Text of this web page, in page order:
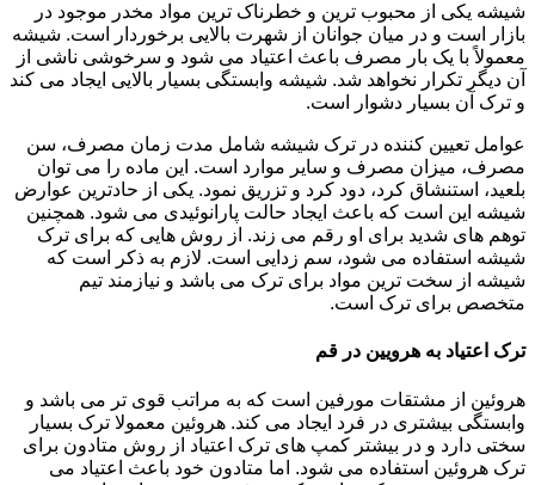
شیشه یکی از محبوب ترین و خطرناک ترین مواد مخدر موجود در
بازار است و در میان جوانان از شهرت بالایی برخوردار است. شیشه
معمولاً با یک بار مصرف باعث اعتیاد می شود و سرخوشی ناشی از
آن دیگر تکرار نخواهد شد. شیشه وابستگی بسیار بالایی ایجاد می کند
و ترک آن بسیار دشوار است.
عوامل تعیین کننده در ترک شیشه شامل مدت زمان مصرف، سن
مصرف، میزان مصرف و سایر موارد است. این ماده را می توان
بلعید، استنشاق کرد، دود کرد و تزریق نمود. یکی از حادترین عوارض
شیشه این است که باعث ایجاد حالت پارانوئیدی می شود. همچنین
توهم های شدید برای او رقم می زند. از روش هایی که برای ترک
شیشه استفاده می شود، سم زدایی است. لازم به ذکر است که
شیشه از سخت ترین مواد برای ترک می باشد و نیازمند تیم
متخصص برای ترک است.
ترک اعتیاد به هرویین در قم
هروئین از مشتقات مورفین است که به مراتب قوی تر می باشد و
وابستگی بیشتری در فرد ایجاد می کند. هروئین معمولا ترک بسیار
سختی دارد و در بیشتر کمپ های ترک اعتیاد از روش متادون برای
ترک هروئین استفاده می شود. اما متادون خود باعث اعتیاد می